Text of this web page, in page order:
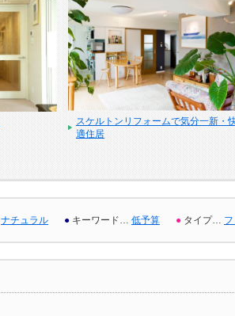
スケルトンリフォームで気分一新・
適住居
ナチュラル ● キーワード… 低予算 ● タイプ…